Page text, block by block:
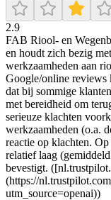
2.9
FAB Riool- en
en houdt zich bezig
werkzaamheden aan
Google/online reviews
dat bij sommige
met bereidheid om
serieuze klachten
werkzaamheden (o.a.
reactie op klachten.
relatief laag
bevestigt.
(https://
utm_source=openai))